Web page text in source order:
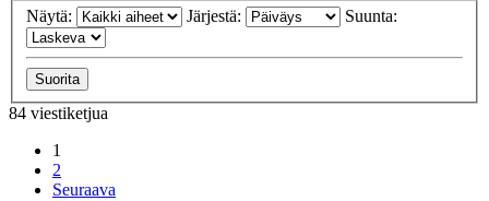
Näytä:
Järjestä: Suunta:
84 viestiketjua
1
2
Seuraava